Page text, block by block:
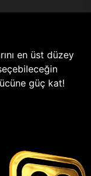
en üst düzey
güç kat!